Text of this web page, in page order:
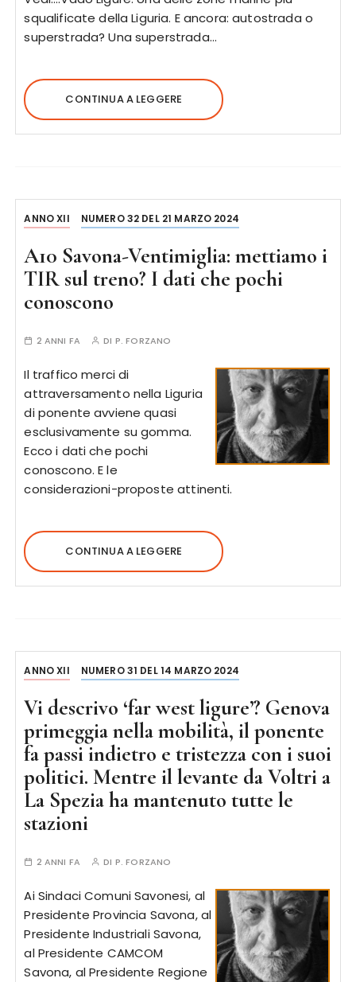
squalificate della Liguria. E ancora: autostrada o
superstrada? Una superstrada…
CONTINUA A LEGGERE
ANNO XII NUMERO 32 DEL 21 MARZO 2024
A10 Savona-Ventimiglia: mettiamo i
TIR sul treno? I dati che pochi
conoscono
2 ANNI FA DI P. FORZANO
Il traffico merci di
attraversamento nella Liguria
di ponente avviene quasi
esclusivamente su gomma.
Ecco i dati che pochi
conoscono. E le
considerazioni-proposte attinenti.
CONTINUA A LEGGERE
ANNO XII NUMERO 31 DEL 14 MARZO 2024
Vi descrivo ‘far west ligure’? Genova
primeggia nella mobilità, il ponente
fa passi indietro e tristezza con i suoi
politici. Mentre il levante da Voltri a
La Spezia ha mantenuto tutte le
stazioni
2 ANNI FA DI P. FORZANO
Ai Sindaci Comuni Savonesi, al
Presidente Provincia Savona, al
Presidente Industriali Savona,
al Presidente CAMCOM
Savona, al Presidente Regione